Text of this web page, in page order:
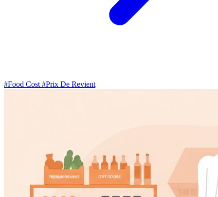
#Food Cost #Prix De Revient